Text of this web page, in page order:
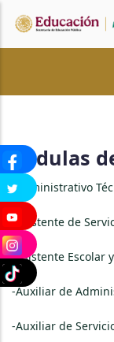
Cédulas
-Administrativo
-Asistente de
-Asistente Escolar
-Auxiliar de
-Auxiliar de